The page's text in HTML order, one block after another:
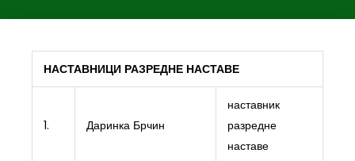
НАСТАВНИЦИ РАЗРЕДНЕ НАСТАВЕ
1. Даринка Брчин
наставник
разредне
наставе